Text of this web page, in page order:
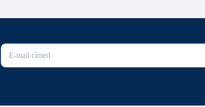
E-mail cím